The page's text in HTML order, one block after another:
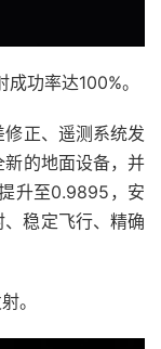
功率达100%。
正、遥测系统发
的地面设备，并
升至0.9895，安
稳定飞行、精确
。